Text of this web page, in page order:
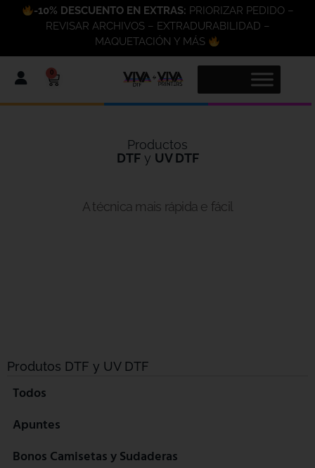
-10% DESCUENTO EN EXTRAS: PRIORIZAR PEDIDO –
REVISAR ARCHIVOS – EXTRADURABILIDAD –
MAQUETACIÓN Y MÁS
0
Productos
DTFy UV DTF
A técnica mais rápida e fácil
Produtos DTF y UV DTF
Apuntes
Bonos Camisetas y Sudaderas
Todos